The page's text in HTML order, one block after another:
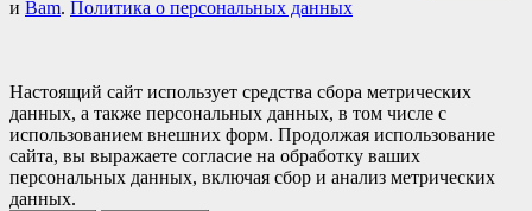
и Bam. Политика о персональных данных
Настоящий сайт использует средства сбора метрических
данных, а также персональных данных, в том числе с
использованием внешних форм. Продолжая использование
сайта, вы выражаете согласие на обработку ваших
персональных данных, включая сбор и анализ метрических
данных.